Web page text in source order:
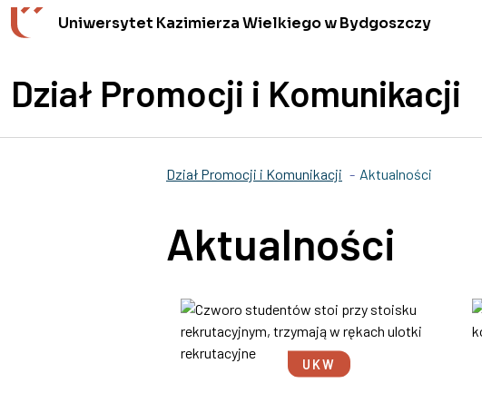
Przejdź do wyszukiwarki
Przejdź do treści
Przejdź do stopki - Kontakt
Uniwersytet Kazimierza Wielkiego w Bydgoszczy
Dział Promocji i Komunikacji
Dział Promocji i Komunikacji Aktualności
Aktualności
UKW